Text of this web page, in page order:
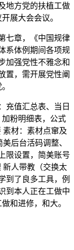
方党的扶植工做
展大会会议。
章，《中国规律
系体例期间各项规
加强党性不雅念和
置，需开展党性阐
值汇总表、当日
粉明细表，公式
材：素材点窜及
后台活码调整、
限设置，简美账号
新人带教（交换太
到了良多工具，例
到本人正在工做中
和进修，和大。